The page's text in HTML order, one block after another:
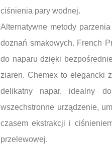
ciśnienia pary wodnej.
Alternatywne metody
doznań smakowych. French
do naparu dzięki
ziaren. Chemex to elegancki
delikatny napar, idealny
wszechstronne urządzenie,
czasem ekstrakcji i
przelewowej.